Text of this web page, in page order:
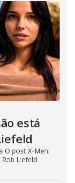
está
O post X-Men:
Liefeld